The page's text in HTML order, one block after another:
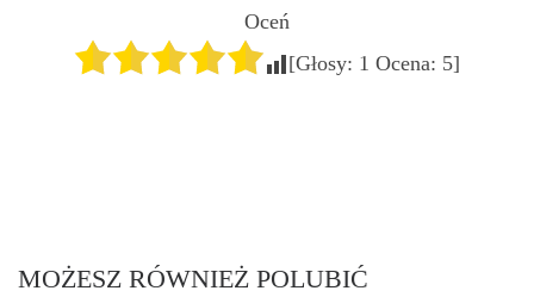
Oceń
[Głosy: 1 Ocena: 5]
MOŻESZ RÓWNIEŻ POLUBIĆ